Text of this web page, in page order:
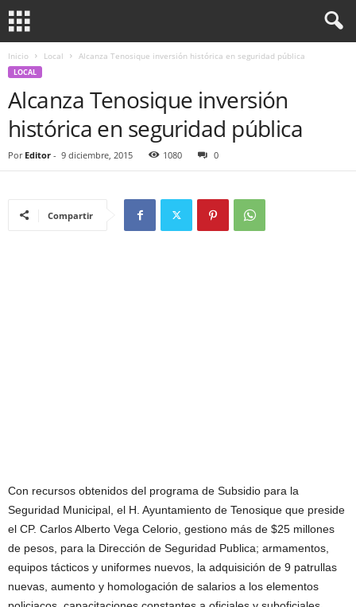
Inicio Local Alcanza Tenosique inversión histórica en seguridad pública
LOCAL
Alcanza Tenosique inversión
histórica en seguridad pública
Por Editor - 9 diciembre, 2015 1080 0
Compartir
Con recursos obtenidos del programa de Subsidio para la
Seguridad Municipal, el H. Ayuntamiento de Tenosique que preside
el CP. Carlos Alberto Vega Celorio, gestiono más de $25 millones
de pesos, para la Dirección de Seguridad Publica; armamentos,
equipos tácticos y uniformes nuevos, la adquisición de 9 patrullas
nuevas, aumento y homologación de salarios a los elementos